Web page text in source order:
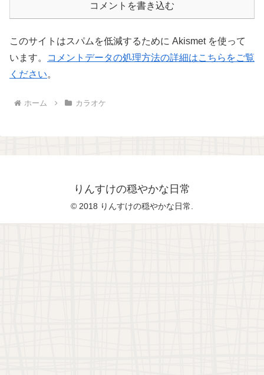
コメントを書き込む
このサイトはスパムを低減するために Akismet を使って
います。
コメントデータの処理方法の詳細はこちらをご覧
ください。
ホーム カラオケ
りんすけの穏やかな日常
© 2018 りんすけの穏やかな日常.